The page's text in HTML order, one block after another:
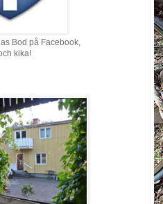
Bod på Facebook,
kika!